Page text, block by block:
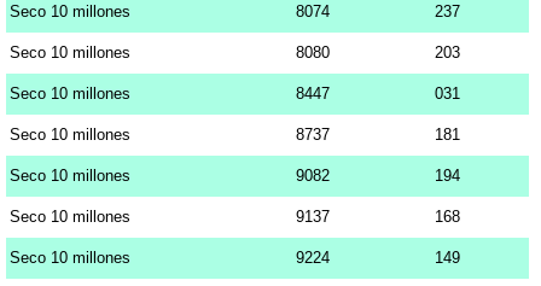
Seco 10 millones 8074 237
Seco 10 millones 8080 203
Seco 10 millones 8447 031
Seco 10 millones 8737 181
Seco 10 millones 9082 194
Seco 10 millones 9137 168
Seco 10 millones 9224 149